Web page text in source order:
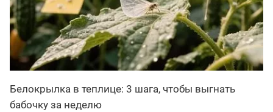
Белокрылка в теплице: 3 шага, чтобы выгнать
бабочку за неделю